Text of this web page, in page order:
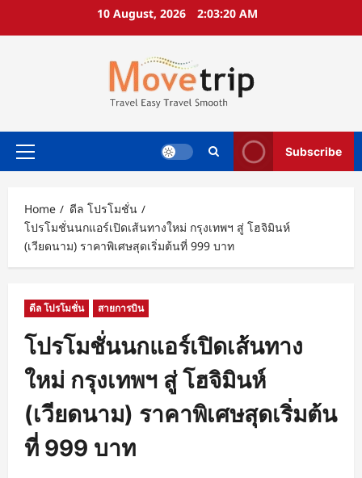
10 August, 2026 2:03:21 AM
Primary
Subscribe
Home
ดีล โปรโมชั่น
โปรโมชั่นนกแอร์เปิดเส้นทางใหม่ กรุงเทพฯ สู่ โฮจิมินห์
(เวียดนาม) ราคาพิเศษสุดเริ่มต้นที่ 999 บาท
ดีล โปรโมชั่น สายการบิน
โปรโมชั่นนกแอร์เปิดเส้นทาง
ใหม่ กรุงเทพฯ สู่ โฮจิมินห์
(เวียดนาม) ราคาพิเศษสุดเริ่มต้น
ที่ 999 บาท